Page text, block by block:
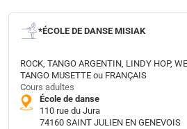
*ÉCOLE DE DANSE MISIAK
ROCK, TANGO ARGENTIN, LINDY HOP,
TANGO MUSETTE ou FRANÇAIS
Cours adultes
École de danse
110 rue du Jura
74160 SAINT JULIEN EN GENEVOIS